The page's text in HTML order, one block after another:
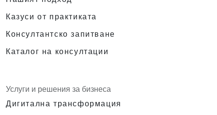
Казуси от практиката
Консултантско запитване
Каталог на консултации
Услуги и решения за бизнеса
Дигитална трансформация